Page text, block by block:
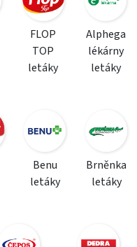
FLOP
TOP
letáky
Alphega
lékárny
letáky
Benu
letáky
Brněnka
letáky